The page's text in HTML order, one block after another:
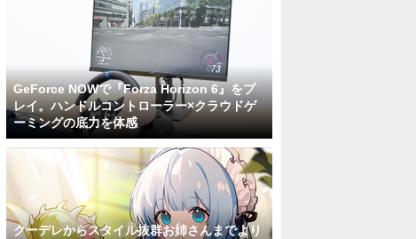
GeForce NOWで『Forza Horizon 6』をプ
レイ。ハンドルコントローラー×クラウドゲ
ーミングの底力を体感
クーデレからスタイル抜群お姉さんまでより